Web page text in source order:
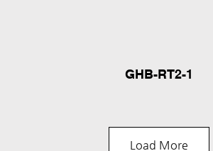
GHB-RT2-1
Load More